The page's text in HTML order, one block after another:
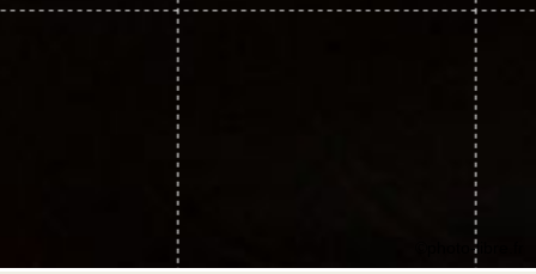
©photo-libre.fr